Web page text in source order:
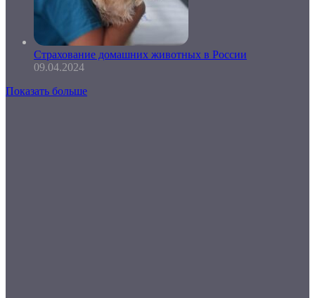
Страхование домашних животных в России
09.04.2024
Показать больше